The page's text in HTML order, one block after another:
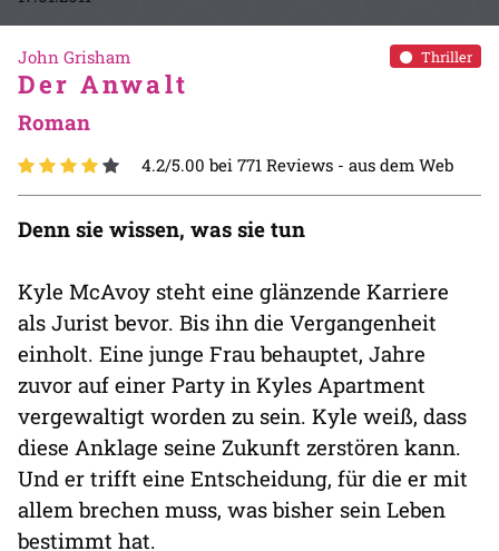
Thriller
John Grisham
Der Anwalt
Roman
4.2/5.00 bei 771 Reviews - aus dem Web
Denn sie wissen, was sie tun
Kyle McAvoy steht eine glänzende Karriere
als Jurist bevor. Bis ihn die Vergangenheit
einholt. Eine junge Frau behauptet, Jahre
zuvor auf einer Party in Kyles Apartment
vergewaltigt worden zu sein. Kyle weiß, dass
diese Anklage seine Zukunft zerstören kann.
Und er trifft eine Entscheidung, für die er mit
allem brechen muss, was bisher sein Leben
bestimmt hat.